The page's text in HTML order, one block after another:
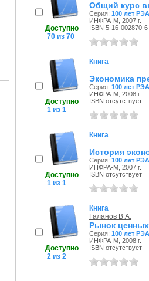
Доступно
70 из 70
Общий курс
Серия: 100 лет
ИНФРА-М, 2007 г.
ISBN 5-16-002870-6
Доступно
1 из 1
Книга
Экономика
Серия: 100 лет
ИНФРА-М, 2008 г.
ISBN отсутствует
Доступно
1 из 1
Книга
История
Серия: 100 лет
ИНФРА-М, 2007 г.
ISBN отсутствует
Доступно
2 из 2
Книга
Галанов В.А.
Рынок
Серия: 100 лет
ИНФРА-М, 2008 г.
ISBN отсутствует